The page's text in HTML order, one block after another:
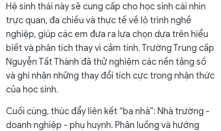
Hệ sinh thái này sẽ cung cấp cho học sinh cái nhìn
trực quan, đa chiều và thực tế về lộ trình nghề
nghiệp, giúp các em đưa ra lựa chọn dựa trên hiểu
biết và phân tích thay vì cảm tính. Trường Trung cấp
Nguyễn Tất Thành đã thử nghiệm các nền tảng số
và ghi nhận những thay đổi tích cực trong nhận thức
của học sinh.
Cuối cùng, thúc đẩy liên kết “ba nhà”: Nhà trường -
doanh nghiệp - phụ huynh. Phân luồng và hướng